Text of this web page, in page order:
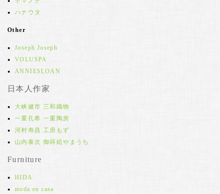
ハナウタ
Other
Joseph Joseph
VOLUSPA
ANNIESLOAN
日本人作家
大峡健市 三和織物
一重孔希 一重陶房
河村寿昌 工房もず
山内泰次 御蒔絵やまうち
Furniture
HIDA
moda en casa